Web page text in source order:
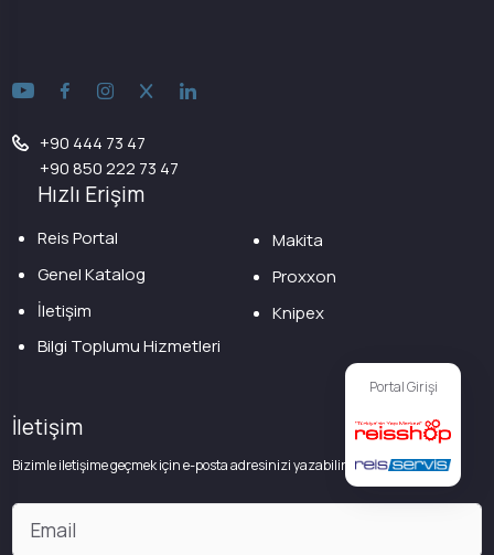
Portal Girişi
+90 444 73 47
+90 850 222 73 47
Hızlı Erişim
Reis Portal
Genel Katalog
İletişim
Bilgi Toplumu Hizmetleri
Makita
Proxxon
Knipex
İletişim
Bizimle iletişime geçmek için e-posta adresinizi yazabilirsiniz